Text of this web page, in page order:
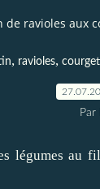
de ravioles aux
, ravioles,
Par
légumes au